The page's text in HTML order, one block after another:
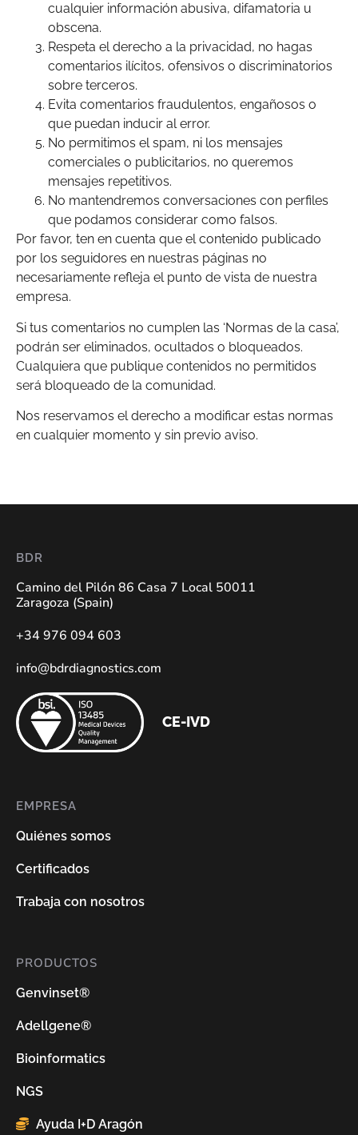
cualquier información abusiva, difamatoria u
obscena.
Respeta el derecho a la privacidad, no hagas
comentarios ilícitos, ofensivos o discriminatorios
sobre terceros.
Evita comentarios fraudulentos, engañosos o
que puedan inducir al error.
No permitimos el spam, ni los mensajes
comerciales o publicitarios, no queremos
mensajes repetitivos.
No mantendremos conversaciones con perfiles
que podamos considerar como falsos.
Por favor, ten en cuenta que el contenido publicado
por los seguidores en nuestras páginas no
necesariamente refleja el punto de vista de nuestra
empresa.
Si tus comentarios no cumplen las ‘Normas de la casa’,
podrán ser eliminados, ocultados o bloqueados.
Cualquiera que publique contenidos no permitidos
será bloqueado de la comunidad.
Nos reservamos el derecho a modificar estas normas
en cualquier momento y sin previo aviso.
BDR
Camino del Pilón 86 Casa 7 Local 50011
Zaragoza (Spain)
+34 976 094 603
info@bdrdiagnostics.com
CE-IVD
EMPRESA
Quiénes somos
Certificados
Trabaja con nosotros
PRODUCTOS
Genvinset®
Adellgene®
Bioinformatics
NGS
Ayuda I+D Aragón